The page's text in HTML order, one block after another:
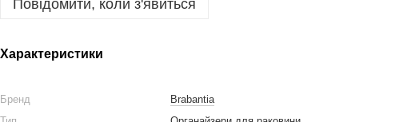
Повідомити, коли з'явиться
Характеристики
Бренд
Brabantia